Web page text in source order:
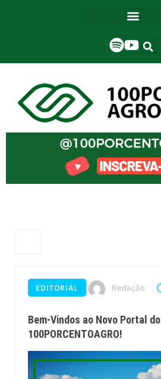
EDITORIAL Redação
Bem-Vindos ao Novo Portal do
100PORCENTOAGRO!